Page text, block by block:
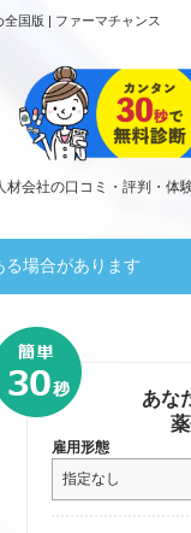
国版 | ファーマチャンス
材会社の口コミ・評判・体
る場合があります
あな
雇用形態